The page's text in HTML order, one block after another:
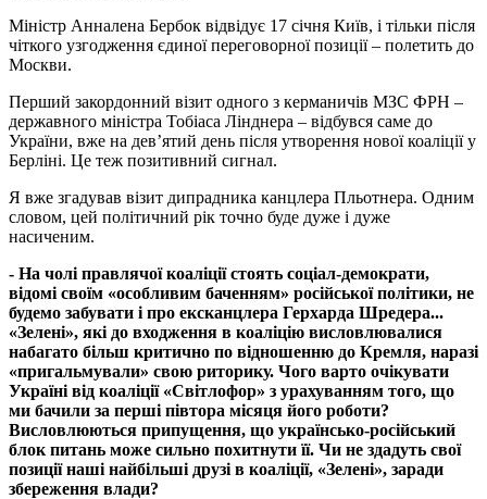
Міністр Анналена Бербок відвідує 17 січня Київ, і тільки після
чіткого узгодження єдиної переговорної позиції – полетить до
Москви.
Перший закордонний візит одного з керманичів МЗС ФРН –
державного міністра Тобіаса Лінднера – відбувся саме до
України, вже на дев’ятий день після утворення нової коаліції у
Берліні. Це теж позитивний сигнал.
Я вже згадував візит дипрадника канцлера Пльотнера. Одним
словом, цей політичний рік точно буде дуже і дуже
насиченим.
- На чолі правлячої коаліції стоять соціал-демократи,
відомі своїм «особливим баченням» російської політики, не
будемо забувати і про ексканцлера Герхарда Шредера...
«Зелені», які до входження в коаліцію висловлювалися
набагато більш критично по відношенню до Кремля, наразі
«пригальмували» свою риторику. Чого варто очікувати
Україні від коаліції «Світлофор» з урахуванням того, що
ми бачили за перші півтора місяця його роботи?
Висловлюються припущення, що українсько-російський
блок питань може сильно похитнути її. Чи не здадуть свої
позиції наші найбільші друзі в коаліції, «Зелені», заради
збереження влади?